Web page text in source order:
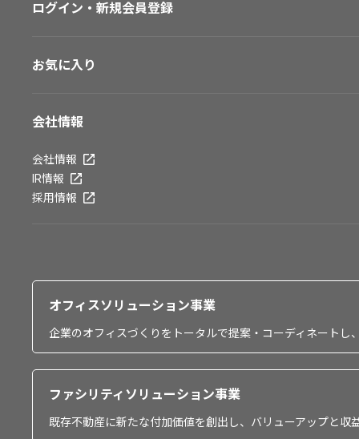
ログイン・新規会員登録
お気に入り
会社情報
会社情報
IR情報
採用情報
オフィスソリューション事業
企業のオフィスづくりをトータルで提案・コーディネート
ファシリティソリューション事業
既存不動産に新たな付加価値を創出し、バリューアップと収